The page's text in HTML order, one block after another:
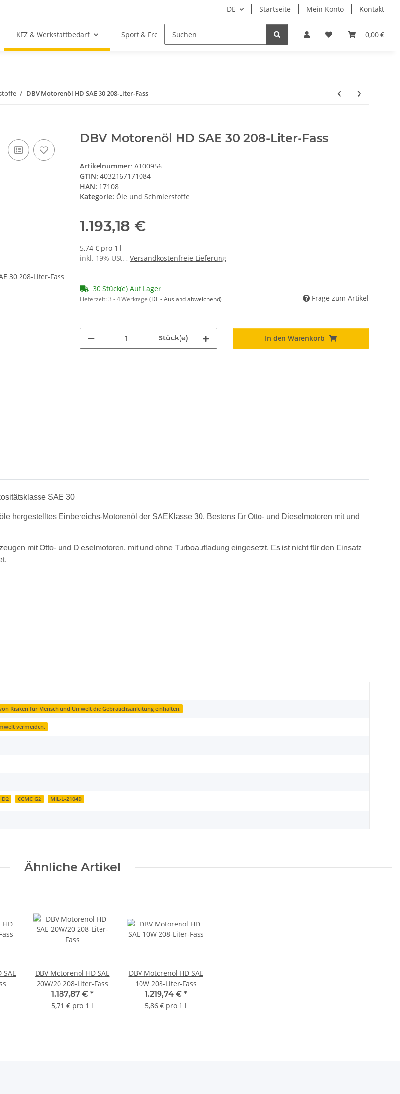
DE Startseite Mein Konto Kontakt
0,00 €
KFZ & Werkstattbedarf Sport & Freizeit Wellness Zubehör
DBV Motorenöl HD SAE 30 208-Liter-Fass
DBV Motorenöl HD SAE 30 208-Liter-Fass
Artikelnummer: A100956
GTIN: 4032167171084
HAN: 17108
Kategorie: Öle und Schmierstoffe
1.193,18 €
5,74 € pro 1 l
inkl. 19% USt. , Versandkostenfreie Lieferung
30 Stück(e) Auf Lager
Lieferzeit:3 - 4 Werktage (DE - Ausland abweichend) Frage zum Artikel
Stück(e) In den Warenkorb
SAE 30
hergestelltes Einbereichs-Motorenöl der SAEKlasse 30. Bestens für Otto- und Dieselmotoren mit und
mit Otto- und Dieselmotoren, mit und ohne Turboaufladung eingesetzt. Es ist nicht für den Einsatz
Risiken für Mensch und Umwelt die Gebrauchsanleitung einhalten.
vermeiden.
D2 CCMC G2 MIL-L-2104D
Ähnliche Artikel
SAE
DBV Motorenöl HD SAE
20W/20 208-Liter-Fass
1.187,87 € *
5,71 € pro 1 l
DBV Motorenöl HD SAE
10W 208-Liter-Fass
1.219,74 € *
5,86 € pro 1 l